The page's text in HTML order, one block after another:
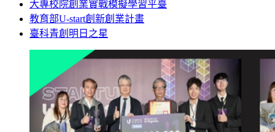
大專校院創業實戰模擬學習平臺
教育部U-start創新創業計畫
臺科青創明日之星